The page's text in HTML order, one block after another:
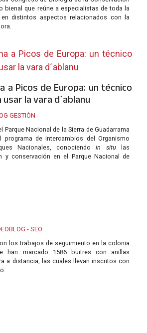
bienal que reúne a especialistas de toda la
distintos aspectos relacionados con la
a Picos de Europa: un técnico
la vara d´ablanu
GESTIÓN
Parque Nacional de la Sierra de Guadarrama
programa de intercambios del Organismo
Nacionales, conociendoin situlas
y conservación en el Parque Nacional de
- SEO
los trabajos de seguimiento en la colonia
han marcado 1586 buitres con anillas
a distancia, las cuales llevan inscritos con